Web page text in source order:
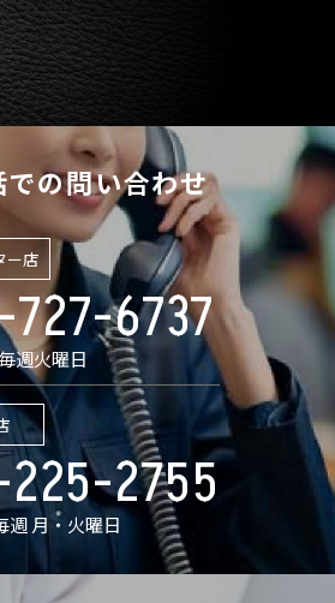
での問い合わせ
ー店
6737
週火曜日
2755
週 月・火曜日